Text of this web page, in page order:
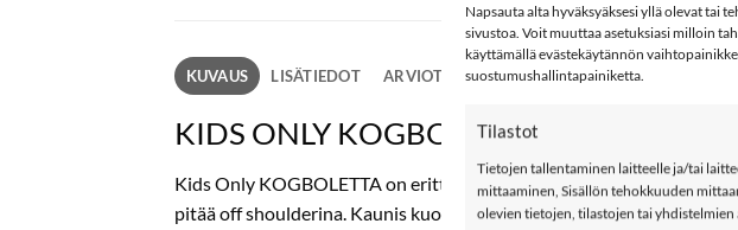
Napsauta alta hyväksyäksesi yllä olevat tai
sivustoa. Voit muuttaa asetuksiasi milloin
käyttämällä evästekäytännön
suostumushallintapainiketta.
Tilastot
Tietojen tallentaminen laitteelle ja/tai
mittaaminen, Sisällön tehokkuuden
olevien tietojen, tilastojen tai yhdistelmien
KUVAUS LISÄTIEDOT ARVIOT (0)
KIDS ONLY KOGBOLETTA paita, Black
Kids Only KOGBOLETTA on erittäin kaunis paita, jossa
pitää off shoulderina. Kaunis kuosi.